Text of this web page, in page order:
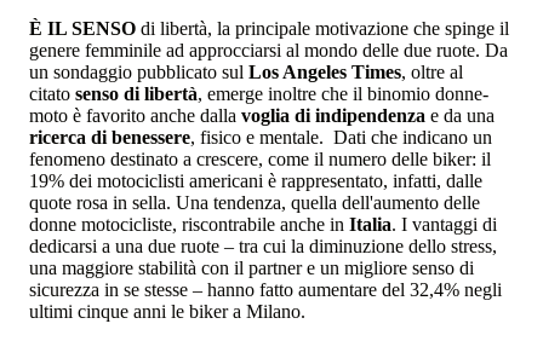
È IL SENSO di libertà, la principale motivazione che spinge il
genere femminile ad approcciarsi al mondo delle due ruote. Da
un sondaggio pubblicato sul Los Angeles Times, oltre al
citato senso di libertà, emerge inoltre che il binomio donne-
moto è favorito anche dalla voglia di indipendenza e da una
ricerca di benessere, fisico e mentale. Dati che indicano un
fenomeno destinato a crescere, come il numero delle biker: il
19% dei motociclisti americani è rappresentato, infatti, dalle
quote rosa in sella. Una tendenza, quella dell'aumento delle
donne motocicliste, riscontrabile anche in Italia. I vantaggi di
dedicarsi a una due ruote – tra cui la diminuzione dello stress,
una maggiore stabilità con il partner e un migliore senso di
sicurezza in se stesse – hanno fatto aumentare del 32,4% negli
ultimi cinque anni le biker a Milano.